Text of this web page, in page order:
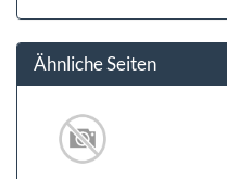
Ähnliche Seiten